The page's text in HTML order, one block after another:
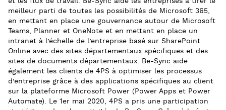
meilleur parti de toutes les possibilités de Microsoft 365,
en mettant en place une gouvernance autour de Microsoft
Teams, Planner et OneNote et en mettant en place un
intranet à l’échelle de l’entreprise basé sur SharePoint
Online avec des sites départementaux spécifiques et des
sites de documents départementaux. Be-Sync aide
également les clients de 4PS à optimiser les processus
d’entreprise grâce à des applications spécifiques au client
sur la plateforme Microsoft Power (Power Apps et Power
Automate). Le 1er mai 2020, 4PS a pris une participation